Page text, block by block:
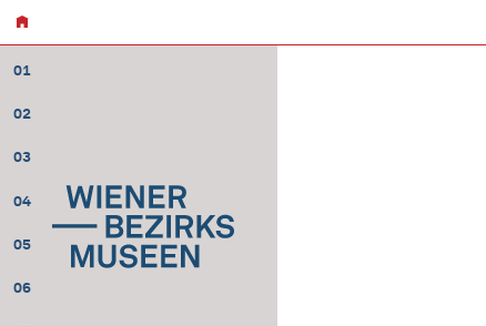
01
02
03
04
05
06